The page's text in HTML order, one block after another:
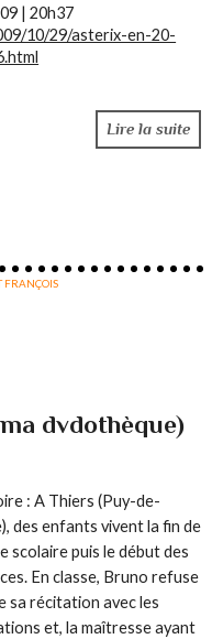
| 20h37
10/29/asterix-en-20-
Lire la suite
FRANÇOIS
dvdothèque)
: A Thiers (Puy-de-
des enfants vivent la fin de
scolaire puis le début des
En classe, Bruno refuse
sa récitation avec les
et, la maîtresse ayant